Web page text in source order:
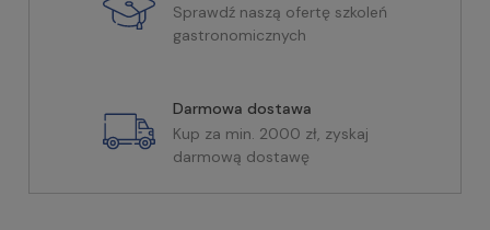
Sprawdź naszą ofertę szkoleń
gastronomicznych
Darmowa dostawa
Kup za min. 2000 zł, zyskaj
darmową dostawę